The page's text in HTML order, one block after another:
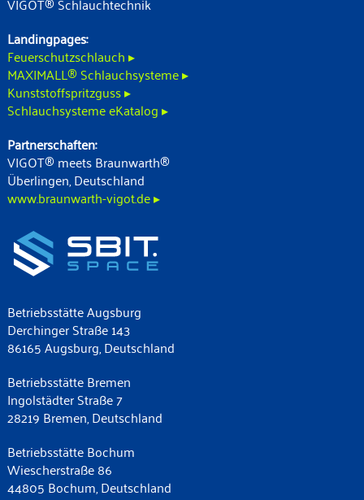
Landingpages:
Feuerschutzschlauch ▸
MAXIMALL® Schlauchsysteme ▸
Kunststoffspritzguss ▸
Schlauchsysteme eKatalog ▸
Partnerschaften:
VIGOT® meets Braunwarth®
Überlingen, Deutschland
www.braunwarth-vigot.de ▸
Betriebsstätte Augsburg
Derchinger Straße 143
86165 Augsburg, Deutschland
Betriebsstätte Bremen
Ingolstädter Straße 7
28219 Bremen, Deutschland
Betriebsstätte Bochum
Wiescherstraße 86
44805 Bochum, Deutschland